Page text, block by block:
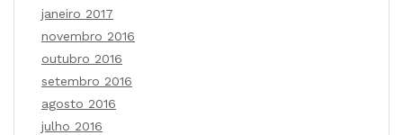
janeiro 2017
novembro 2016
outubro 2016
setembro 2016
agosto 2016
julho 2016